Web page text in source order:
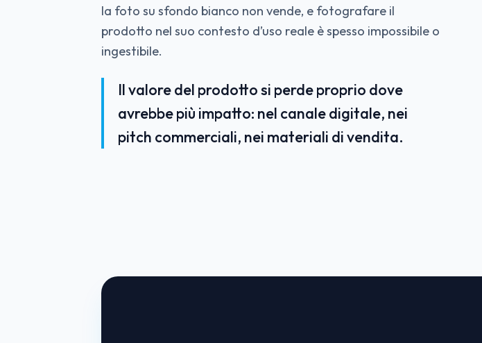
la foto su sfondo bianco non vende, e fotografare il
prodotto nel suo contesto d’uso reale è spesso impossibile o
ingestibile.
Il valore del prodotto si perde proprio dove
avrebbe più impatto: nel canale digitale, nei
pitch commerciali, nei materiali di vendita.